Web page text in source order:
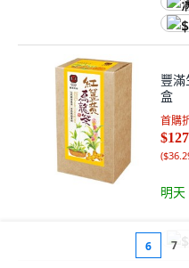
豐
盒
首購
$127
(
明
6 7